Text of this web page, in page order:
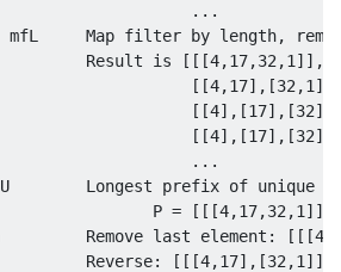
...
mfL     Map filter by length,
Result is [[[4,17,32,1]],
...
Longest prefix of unique
P =
Remove last element:
Reverse: